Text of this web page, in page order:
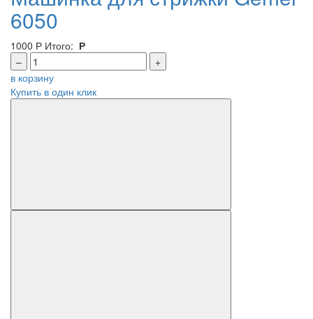
6050
1000 Р Итого: Р
–
+
в корзину
Купить в один клик